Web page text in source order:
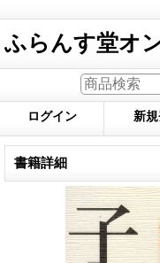
ふらんす堂オ
ログイン 新
書籍詳細